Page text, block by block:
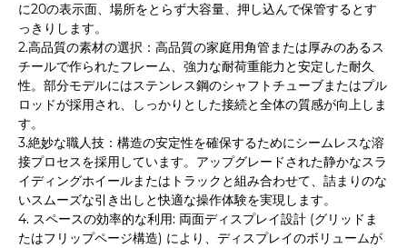
に20の表示面、場所をとらず大容量、押し込んで保管するとす
っきりします。
2.高品質の素材の選択：高品質の家庭用角管または厚みのあるス
チールで作られたフレーム、強力な耐荷重能力と安定した耐久
性。部分モデルにはステンレス鋼のシャフトチューブまたはプル
ロッドが採用され、しっかりとした接続と全体の質感が向上しま
す。
3.絶妙な職人技：構造の安定性を確保するためにシームレスな溶
接プロセスを採用しています。アップグレードされた静かなスラ
イディングホイールまたはトラックと組み合わせて、詰まりのな
いスムーズな引き出しと快適な操作体験を実現します。
4. スペースの効率的な利用: 両面ディスプレイ設計 (グリッドま
たはフリップページ構造) により、ディスプレイのボリュームが